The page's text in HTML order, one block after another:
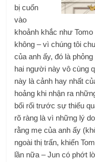
bị cuốn
vào
khoảnh khắc như
không – vì chúng tôi
của anh ấy, đó là
hai người này vô cùng
này là cảnh hay nhất
hoảng khi nhận ra
bối rối trước sự thiếu
rõ ràng là vì những lý
rằng mẹ của anh ấy
ngoài thị trấn, khiến
lần nữa – Jun có phớt